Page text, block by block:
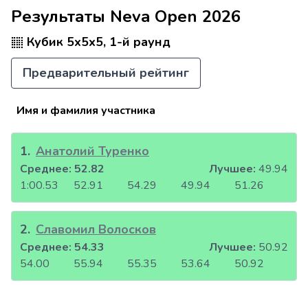
Результаты Neva Open 2026
Кубик 5x5x5, 1-й раунд
Предварительный рейтинг
Имя и фамилия участника
1. Анатолий Туренко
1:00.53 52.91 54.29 49.94 51.26
Среднее: 52.82 Лучшее: 49.94
2. Славомил Волосков
54.00 55.94 55.35 53.64 50.92
Среднее: 54.33 Лучшее: 50.92